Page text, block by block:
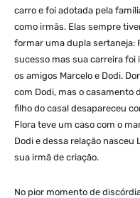
carro e foi adotada pela
como irmãs. Elas sempre
formar uma dupla sertaneja:
sucesso mas sua carreira
os amigos Marcelo e Dodi.
com Dodi, mas o casamento
filho do casal desapareceu
Flora teve um caso com o
Dodi e dessa relação nasceu
sua irmã de criação.
No pior momento de